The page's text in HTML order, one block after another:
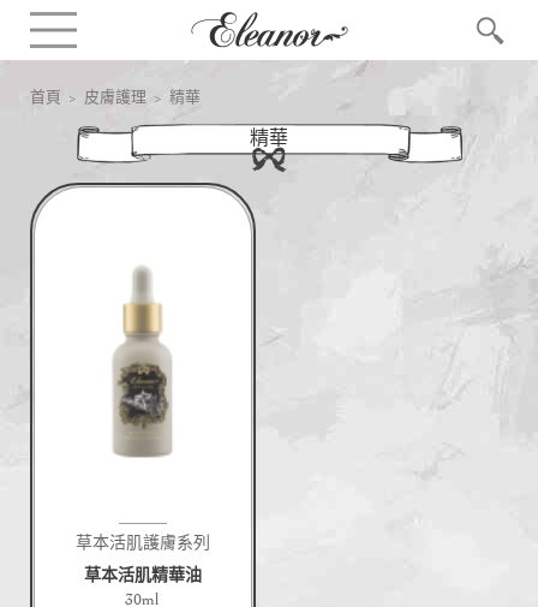
首頁 > 皮膚護理 > 精華
精華
草本活肌護膚系列
草本活肌精華油
30ml